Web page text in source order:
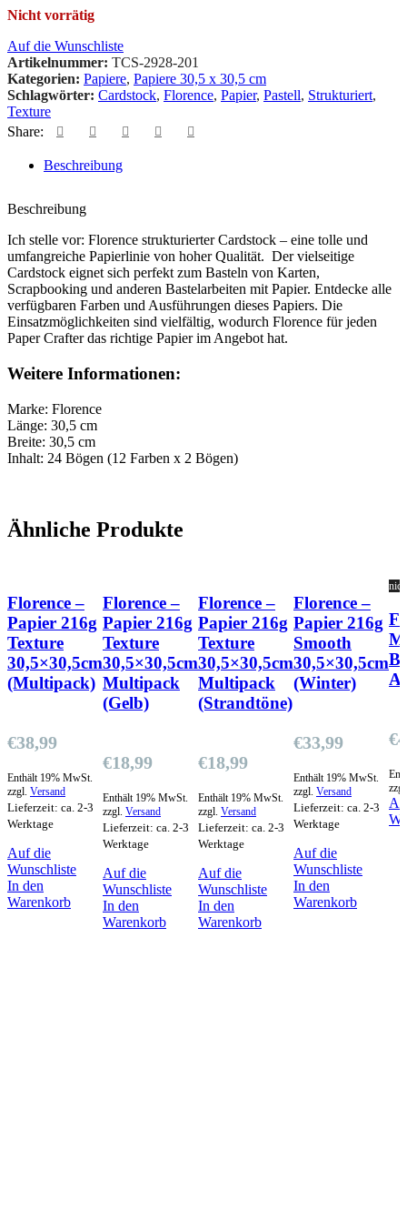
Nicht vorrätig
Auf die Wunschliste
Artikelnummer: TCS-2928-201
Kategorien: Papiere, Papiere 30,5 x 30,5 cm
Schlagwörter: Cardstock, Florence, Papier, Pastell, Strukturiert,
Texture
Share:
Beschreibung
Beschreibung
Ich stelle vor: Florence strukturierter Cardstock – eine tolle und
umfangreiche Papierlinie von hoher Qualität. Der vielseitige
Cardstock eignet sich perfekt zum Basteln von Karten,
Scrapbooking und anderen Bastelarbeiten mit Papier. Entdecke alle
verfügbaren Farben und Ausführungen dieses Papiers. Die
Einsatzmöglichkeiten sind vielfältig, wodurch Florence für jeden
Paper Crafter das richtige Papier im Angebot hat.
Weitere Informationen:
Marke: Florence
Länge: 30,5 cm
Breite: 30,5 cm
Inhalt: 24 Bögen (12 Farben x 2 Bögen)
Ähnliche Produkte
Florence –
Papier 216g
Texture
30,5×30,5cm
(Multipack)
€38,99
Enthält 19% MwSt.
zzgl. Versand
Lieferzeit: ca. 2-3
Werktage
Auf die
Wunschliste
In den
Warenkorb
Florence –
Papier 216g
Texture
30,5×30,5cm
Multipack
(Gelb)
€18,99
Enthält 19% MwSt.
zzgl. Versand
Lieferzeit: ca. 2-3
Werktage
Auf die
Wunschliste
In den
Warenkorb
Florence –
Papier 216g
Texture
30,5×30,5cm
Multipack
(Strandtöne)
€18,99
Enthält 19% MwSt.
zzgl. Versand
Lieferzeit: ca. 2-3
Werktage
Auf die
Wunschliste
In den
Warenkorb
Florence –
Papier 216g
Smooth
30,5×30,5cm
(Winter)
€33,99
Enthält 19% MwSt.
zzgl. Versand
Lieferzeit: ca. 2-3
Werktage
Auf die
Wunschliste
In den
Warenkorb
€